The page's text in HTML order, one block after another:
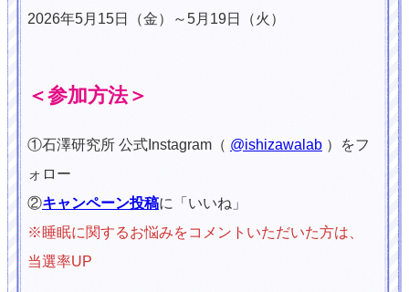
2026年5月15日（金）～5月19日（火）
＜参加方法＞
①石澤研究所 公式Instagram（ @ishizawalab）をフ
ォロー
②キャンペーン投稿に「いいね」
※睡眠に関するお悩みをコメントいただいた方は、
当選率UP